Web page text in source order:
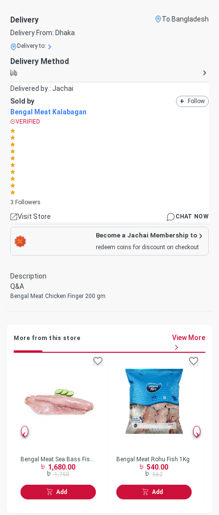
Delivery
To Bangladesh
Delivery From: Dhaka
Delivery to:
Delivery Method
Delivered by : Jachai
Sold by
+ Follow
Bengal Meat Kalabagan
VERIFIED
3 Followers
Visit Store CHAT NOW
Become a Jachai Membership to
redeem coins for discount on checkout
Description
Q&A
Bengal Meat Chicken Finger 200 gm
More from this store View More
Bengal Meat Sea Bass Fish
Fillet 1Kg 1,680.00
1,750
Add
Bengal Meat Rohu Fish 1Kg
540.00
562
Add